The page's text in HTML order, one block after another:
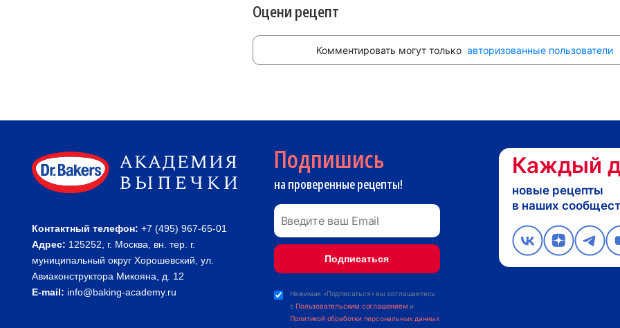
Оцени рецепт
Комментировать могут толькоавторизованные пользователи
Контактный телефон: +7 (495) 967-65-01
Адрес: 125252, г. Москва, вн. тер. г.
муниципальный округ Хорошевский, ул.
Авиаконструктора Микояна, д. 12
E-mail: info@baking-academy.ru
Подпишись
на проверенные рецепты!
Нажимая «Подписаться» вы соглашаетесь
сПользовательским соглашением и
Политикой обработки персональных данных
Каждый
новые рецепты
в наших